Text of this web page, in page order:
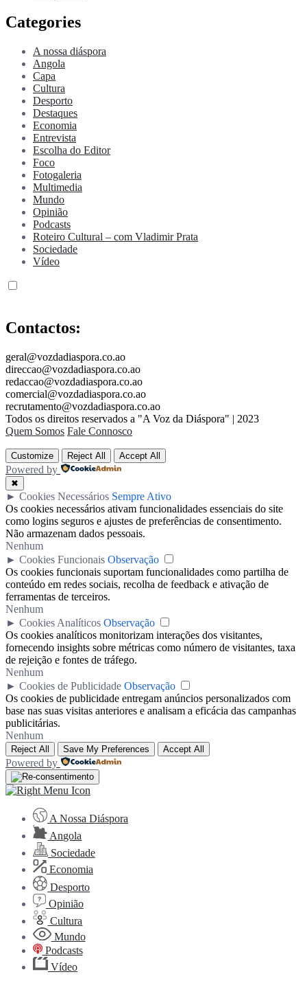
Categories
A nossa diáspora
Angola
Capa
Cultura
Desporto
Destaques
Economia
Entrevista
Escolha do Editor
Foco
Fotogaleria
Multimedia
Mundo
Opinião
Podcasts
Roteiro Cultural – com Vladimir Prata
Sociedade
Vídeo
Contactos:
geral@vozdadiaspora.co.ao
direccao@vozdadiaspora.co.ao
redaccao@vozdadiaspora.co.ao
comercial@vozdadiaspora.co.ao
recrutamento@vozdadiaspora.co.ao
Todos os direitos reservados a "A Voz da Diáspora" | 2023
Quem Somos Fale Connosco
Customize Reject All Accept All
Powered by
✖
► Cookies Necessários Sempre Ativo
Os cookies necessários ativam funcionalidades essenciais do site
como logins seguros e ajustes de preferências de consentimento.
Não armazenam dados pessoais.
Nenhum
► Cookies Funcionais Observação
Os cookies funcionais suportam funcionalidades como partilha de
conteúdo em redes sociais, recolha de feedback e ativação de
ferramentas de terceiros.
Nenhum
► Cookies Analíticos Observação
Os cookies analíticos monitorizam interações dos visitantes,
fornecendo insights sobre métricas como número de visitantes, taxa
de rejeição e fontes de tráfego.
Nenhum
► Cookies de Publicidade Observação
Os cookies de publicidade entregam anúncios personalizados com
base nas suas visitas anteriores e analisam a eficácia das campanhas
publicitárias.
Nenhum
Reject All Save My Preferences Accept All
Powered by
A Nossa Diáspora
Angola
Sociedade
Economia
Desporto
Opinião
Cultura
Mundo
Podcasts
Vídeo